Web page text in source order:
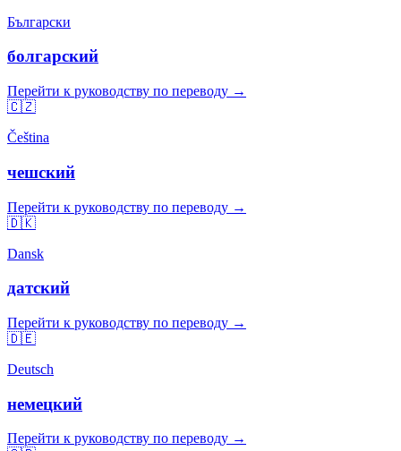
Български
болгарский
Перейти к руководству по переводу →
🇨🇿
Čeština
чешский
Перейти к руководству по переводу →
🇩🇰
Dansk
датский
Перейти к руководству по переводу →
🇩🇪
Deutsch
немецкий
Перейти к руководству по переводу →